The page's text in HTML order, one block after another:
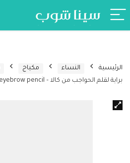
الرئيسية النساء مكياج
براية لقلم الحواجب من كالا – Cala Sharpener for eyebrow pencil